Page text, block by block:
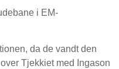
i EM-
da de vandt den
Tjekkiet med Ingason